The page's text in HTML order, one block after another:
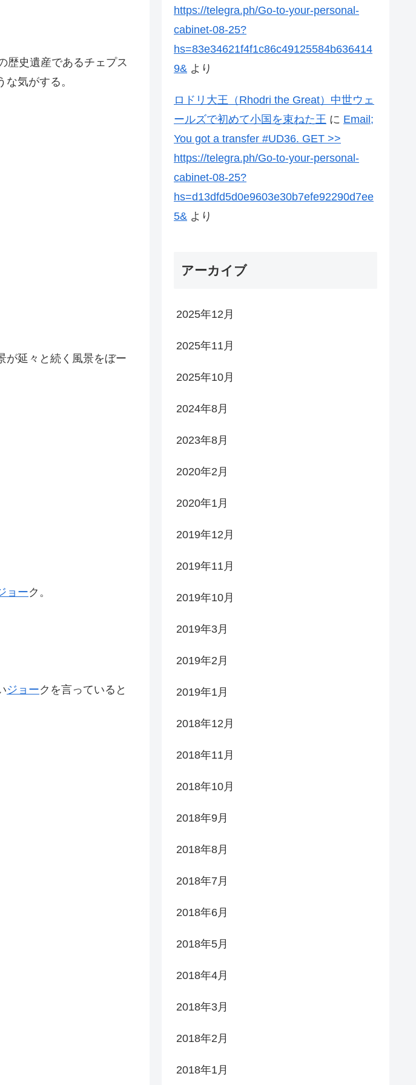
歴史遺産であるチェプス
気がする。
が延々と続く風景をぼー
ョーク。
ジョークを言っていると
https://telegra.ph/Go-to-your-personal-
cabinet-08-25?
hs=83e34621f4f1c86c49125584b636414
9& より
ロドリ大王（Rhodri the Great）中世ウェ
ールズで初めて小国を束ねた王 に Email;
You got a transfer #UD36. GET >>
https://telegra.ph/Go-to-your-personal-
cabinet-08-25?
hs=d13dfd5d0e9603e30b7efe92290d7ee
5& より
アーカイブ
2025年12月
2025年11月
2025年10月
2024年8月
2023年8月
2020年2月
2020年1月
2019年12月
2019年11月
2019年10月
2019年3月
2019年2月
2019年1月
2018年12月
2018年11月
2018年10月
2018年9月
2018年8月
2018年7月
2018年6月
2018年5月
2018年4月
2018年3月
2018年2月
2018年1月